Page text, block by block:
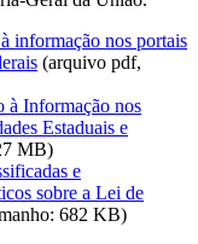
informação nos portais
(arquivo pdf,
à Informação nos
Estaduais e
MB)
e
sobre a Lei de
682 KB)